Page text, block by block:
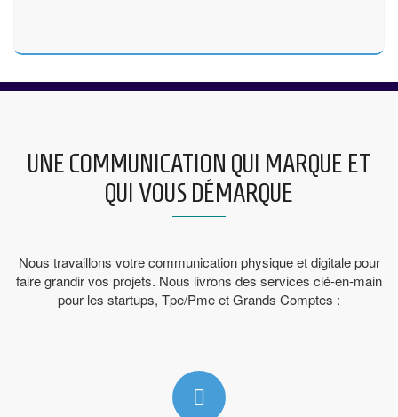
UNE COMMUNICATION QUI MARQUE ET
QUI VOUS DÉMARQUE
Nous travaillons votre communication physique et digitale pour
faire grandir vos projets. Nous livrons des services clé-en-main
pour les startups, Tpe/Pme et Grands Comptes :